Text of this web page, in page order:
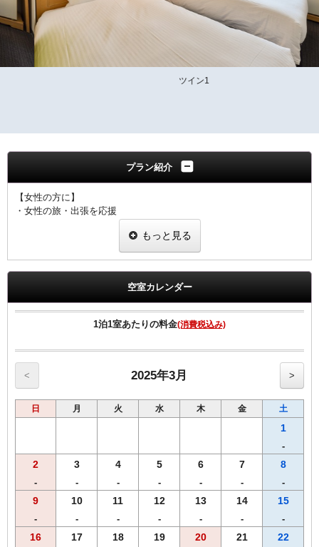
プラン紹介
【女性の方に】
・女性の旅・出張を応援
ピュアスマイル eyeしてる
ジュレーム ノンシリコンシャンプー・トリートメント
※内容については変更になることもあります。ご了承下さい。
完備。
・ご宿泊者様専用の大浴場をご利用いただけます。
もっと見る
空室カレンダー
1泊1室あたりの料金(消費税込み)
< 2025年3月 >
日 月 火 水 木 金 土
1
-
2
-
3
-
4
-
5
-
6
-
7
-
8
-
9
-
10
-
11
-
12
-
13
-
14
-
15
-
16 17 18 19 20 21 22